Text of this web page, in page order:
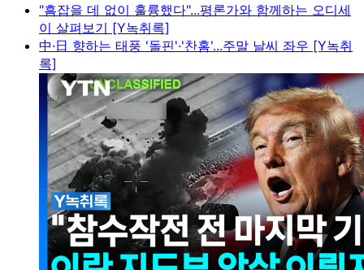
"흠잡을 데 없이 훌륭했다"...평론가와 함께하는 오디세
이 살펴보기 [Y녹취록]
中·日 향하는 태풍 '돌핀'·'찬홈'...주말 날씨 좌우 [Y녹취
록]